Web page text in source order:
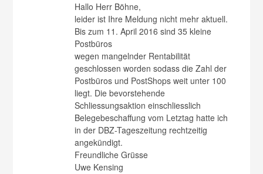
Hallo Herr Böhne,
leider ist Ihre Meldung nicht mehr aktuell.
Bis zum 11. April 2016 sind 35 kleine
Postbüros
wegen mangelnder Rentabilität
geschlossen worden sodass die Zahl der
Postbüros und PostShops weit unter 100
liegt. Die bevorstehende
Schliessungsaktion einschliesslich
Belegebeschaffung vom Letztag hatte ich
in der DBZ-Tageszeitung rechtzeitig
angekündigt.
Freundliche Grüsse
Uwe Kensing